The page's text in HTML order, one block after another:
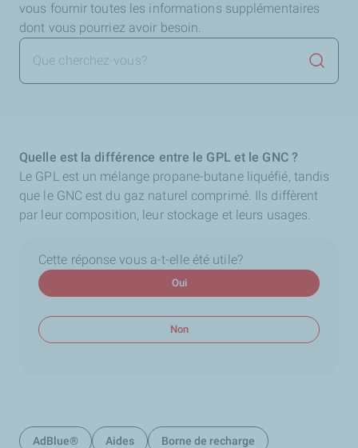
vous fournir toutes les informations supplémentaires
dont vous pourriez avoir besoin.
Quelle est la différence entre le GPL et le GNC ?
Le GPL est un mélange propane-butane liquéfié, tandis
que le GNC est du gaz naturel comprimé. Ils diffèrent
par leur composition, leur stockage et leurs usages.
Cette réponse vous a-t-elle été utile?
Oui
Non
AdBlue® Aides Borne de recharge